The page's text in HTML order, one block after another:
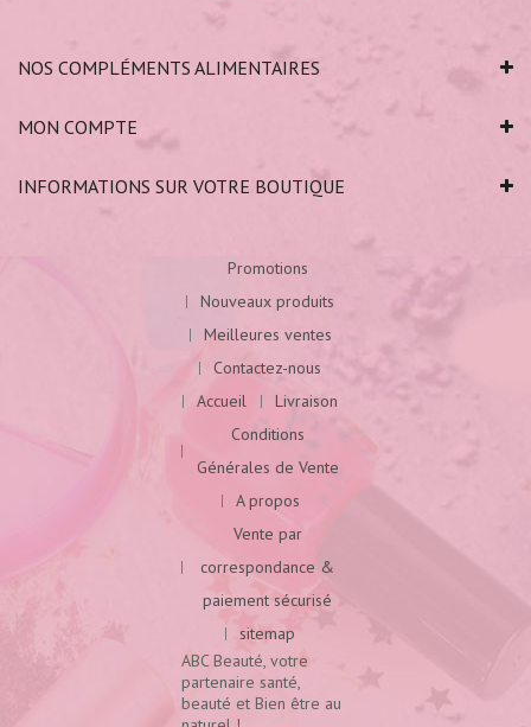
NOS COMPLÉMENTS ALIMENTAIRES
MON COMPTE
INFORMATIONS SUR VOTRE BOUTIQUE
Promotions
Nouveaux produits
Meilleures ventes
Contactez-nous
Accueil
Livraison
Conditions
Générales de Vente
A propos
Vente par
correspondance &
paiement sécurisé
sitemap
ABC Beauté, votre
partenaire santé,
beauté et Bien être au